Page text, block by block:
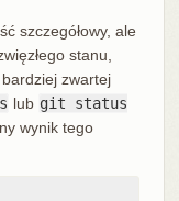
szczegółowy, ale
stanu,
zwartej
lub git status
wynik tego